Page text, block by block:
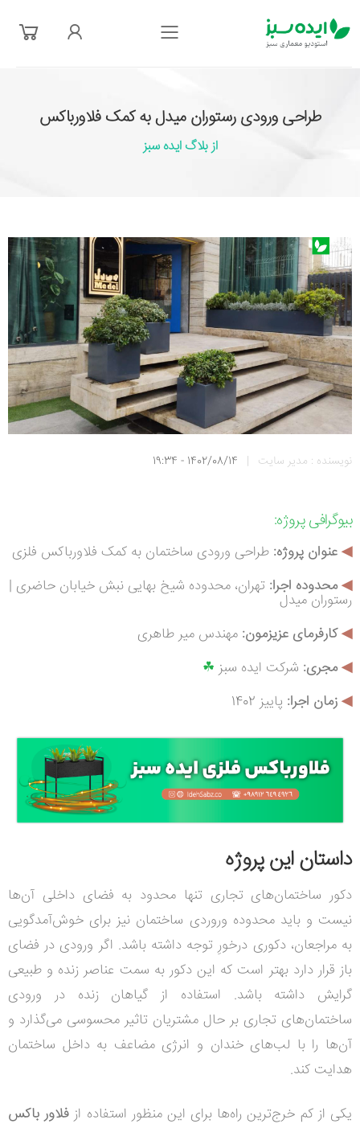
فهرست
طراحی ورودی رستوران میدل به کمک فلاورباکس
از بلاگ ایده سبز
نویسنده : مدیر سایت |
1402/08/14 - 19:34
بیوگرافیپروژه:
◀عنوان پروژه: طراحی ورودی ساختمان به کمک فلاورباکس فلزی
◀محدوده اجرا: تهران، محدوده شیخ بهایی نبش خیابان حاضری |
رستوران میدل
◀کارفرمای عزیزمون: مهندس میر طاهری
◀مجری: شرکت ایده سبز ☘
◀زمان اجرا: پاییز 1402
داستان این پروژه
دکور ساختمان‌های تجاری تنها محدود به فضای داخلی آن‌ها
نیست و باید محدوده وروردی ساختمان نیز برای خوش‌آمدگویی
به مراجعان، دکوری درخورِ توجه داشته باشد. اگر ورودی در فضای
باز قرار دارد بهتر است که این دکور به سمت عناصر زنده و طبیعی
گرایش داشته باشد. استفاده از گیاهان زنده در ورودی
ساختمان‌های تجاری بر حال مشتریان تاثیر محسوسی می‌گذارد و
آن‌ها را با لب‌های خندان و انرژی مضاعف به داخل ساختمان
هدایت کند.
یکی از کم خرج‌ترین راه‌ها برای این منظور استفاده از فلاور باکس